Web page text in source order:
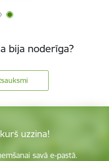
bija noderīga?
uzzina!
savā e-pastā.